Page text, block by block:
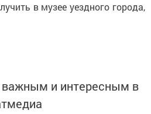
в музее уездного города,
и интересным в